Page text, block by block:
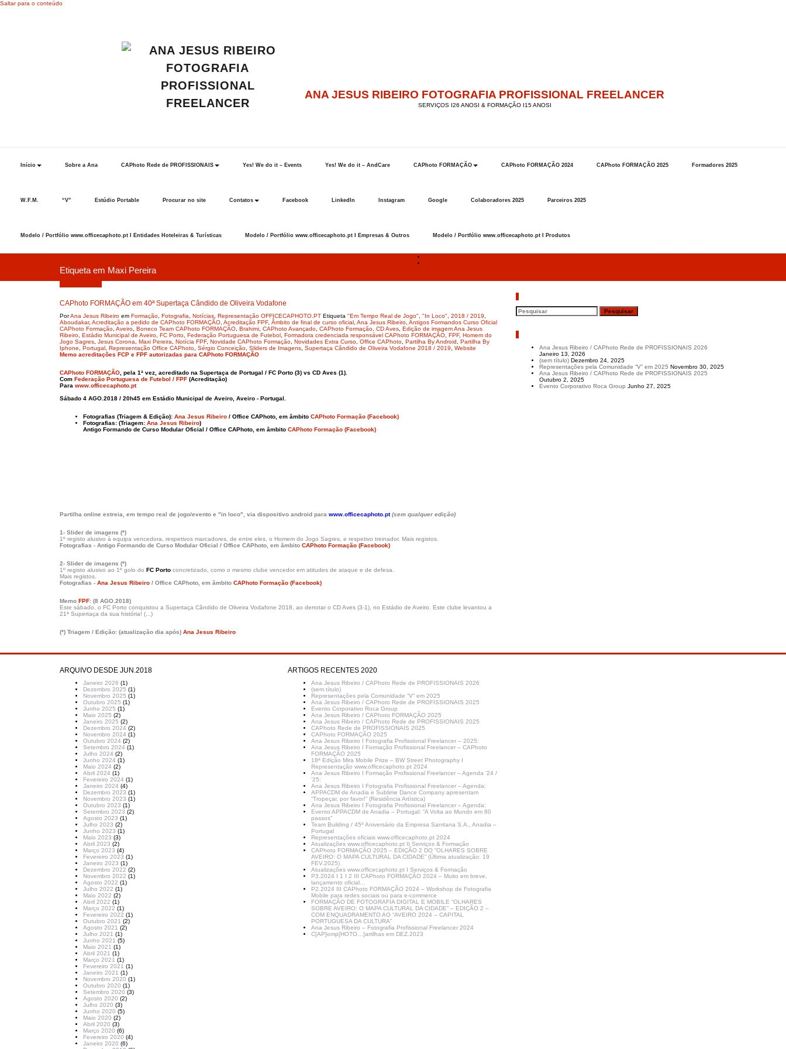
Saltar para o conteúdo
ANA JESUS RIBEIRO FOTOGRAFIA PROFISSIONAL FREELANCER
SERVIÇOS I26 ANOSI & FORMAÇÃO I15 ANOSI
Início Sobre a Ana CAPhoto Rede de PROFISSIONAIS Yes! We do it – Events Yes! We do it – AndCare CAPhoto FORMAÇÃO CAPhoto FORMAÇÃO 2024 CAPhoto FORMAÇÃO 2025 Formadores 2025
W.F.M. “V” Estúdio Portable Procurar no site Contatos Facebook LinkedIn Instagram Google Colaboradores 2025 Parceiros 2025
Modelo / Portfólio www.officecaphoto.pt I Entidades Hoteleiras & Turísticas Modelo / Portfólio www.officecaphoto.pt I Empresas & Outros Modelo / Portfólio www.officecaphoto.pt I Produtos
Etiqueta em Maxi Pereira
CAPhoto FORMAÇÃO em 40ª Supertaça Cândido de Oliveira Vodafone
PorAna Jesus Ribeiro em Formação Fotografia Notícias Representação OFFICECAPHOTO.PT Etiqueta "Em Tempo Real de Jogo" "In Loco" 2018 / 2019
Aboudakar, Acreditação a pedido de CAPhoto FORMAÇÃO Acreditação FPF, Âmbito de final de curso oficial Ana Jesus Ribeiro Antigos Formandos Curso Oficial
CAPhoto Formação Aveiro Boneco Team CAPhoto FORMAÇÃO Brahimi CAPhoto Avançado CAPhoto Formação CD Aves Edição de imagem Ana Jesus
Ribeiro Estádio Municipal de Aveiro FC Porto Federação Portuguesa de Futebol Formadora credenciada responsável CAPhoto FORMAÇÃO FPF, Homem do
Jogo Sagres Jesus Corona Maxi Pereira Notícia FPF, Novidade CAPhoto Formação Novidades Extra Curso Office CAPhoto Partilha By Android
Partilha By
Iphone
Portugal Representação Office CAPhoto Sérgio Conceição Sliders de Imagens Supertaça Cândido de Oliveira Vodafone 2018 / 2019
Website
Memo acreditações FCP e FPF autorizadas para CAPhoto FORMAÇÃO
CAPhoto FORMAÇÃO , pela 1ª vez, acreditado na Supertaça de Portugal / FC Porto (3) vs CD Aves (1).
Com Federação Portuguesa de Futebol / FPF (Acreditação)
Para www.officecaphoto.pt
Sábado 4 AGO.2018 / 20h45 em Estádio Municipal de Aveiro, Aveiro - Portugal.
Fotografias (Triagem & Edição): Ana Jesus Ribeiro / Office CAPhoto, em âmbito CAPhoto Formação (Facebook)
Fotografias: (Triagem: Ana Jesus Ribeiro)
Antigo Formando de Curso Modular Oficial / Office CAPhoto, em âmbito CAPhoto Formação (Facebook)
Partilha online estreia, em tempo real de jogo/evento e "in loco", via dispositivo android para www.officecaphoto.pt (sem qualquer edição)
1- Slider de imagens (*)
1º registo alusivo à equipa vencedora, respetivos marcadores, de entre eles, o Homem do Jogo Sagres, e respetivo treinador. Mais registos.
Fotografias - Antigo Formando de Curso Modular Oficial / Office CAPhoto, em âmbito CAPhoto Formação (Facebook)
2- Slider de imagens (*)
1º registo alusivo ao 1º golo do FC Porto concretizado, como o mesmo clube vencedor em atitudes de ataque e de defesa.
Mais registos.
Fotografias - Ana Jesus Ribeiro / Office CAPhoto, em âmbito CAPhoto Formação (Facebook)
Memo FPF: (8 AGO.2018)
Este sábado, o FC Porto conquistou a Supertaça Cândido de Oliveira Vodafone 2018, ao derrotar o CD Aves (3-1), no Estádio de Aveiro. Este clube levantou a
21ª Supertaça da sua história! (...)
(*) Triagem / Edição: (atualização dia após) Ana Jesus Ribeiro
Ana Jesus Ribeiro / CAPhoto Rede de PROFISSIONAIS 2026
Janeiro 13, 2026
(sem título) Dezembro 24, 2025
Representações pela Comunidade “V” em 2025 Novembro 30, 2025
Ana Jesus Ribeiro / CAPhoto Rede de PROFISSIONAIS 2025
Outubro 2, 2025
Evento Corporativo Roca Group Junho 27, 2025
ARQUIVO DESDE JUN.2018
Janeiro 2026 (1)
Dezembro 2025 (1)
Novembro 2025 (1)
Outubro 2025 (1)
Junho 2025 (1)
Maio 2025 (2)
Janeiro 2025 (2)
Dezembro 2024 (2)
Novembro 2024 (1)
Outubro 2024 (2)
Setembro 2024 (1)
Julho 2024 (2)
Junho 2024 (1)
Maio 2024 (2)
Abril 2024 (1)
Fevereiro 2024 (1)
Janeiro 2024 (4)
Dezembro 2023 (1)
Novembro 2023 (1)
Outubro 2023 (1)
Setembro 2023 (2)
Agosto 2023 (1)
Julho 2023 (2)
Junho 2023 (1)
Maio 2023 (3)
Abril 2023 (2)
Março 2023 (4)
Fevereiro 2023 (1)
Janeiro 2023 (1)
Dezembro 2022 (2)
Novembro 2022 (1)
Agosto 2022 (1)
Julho 2022 (1)
Maio 2022 (2)
Abril 2022 (1)
Março 2022 (1)
Fevereiro 2022 (1)
Outubro 2021 (2)
Agosto 2021 (2)
Julho 2021 (1)
Junho 2021 (5)
Maio 2021 (1)
Abril 2021 (1)
Março 2021 (1)
Fevereiro 2021 (1)
Janeiro 2021 (1)
Novembro 2020 (1)
Outubro 2020 (1)
Setembro 2020 (3)
Agosto 2020 (2)
Julho 2020 (3)
Junho 2020 (5)
Maio 2020 (2)
Abril 2020 (3)
Março 2020 (6)
Fevereiro 2020 (4)
Janeiro 2020 (6)
ARTIGOS RECENTES 2020
Ana Jesus Ribeiro / CAPhoto Rede de PROFISSIONAIS 2026
(sem título)
Representações pela Comunidade “V” em 2025
Ana Jesus Ribeiro / CAPhoto Rede de PROFISSIONAIS 2025
Evento Corporativo Roca Group
Ana Jesus Ribeiro / CAPhoto FORMAÇÃO 2025
Ana Jesus Ribeiro / CAPhoto Rede de PROFISSIONAIS 2025
CAPhoto Rede de PROFISSIONAIS 2025
CAPhoto FORMAÇÃO 2025
Ana Jesus Ribeiro I Fotografia Profissional Freelancer – 2025:
Ana Jesus Ribeiro I Formação Profissional Freelancer – CAPhoto
FORMAÇÃO 2025
18ª Edição Mira Mobile Prize – BW Street Photography I
Representação www.officecaphoto.pt 2024
Ana Jesus Ribeiro I Formação Profissional Freelancer – Agenda ’24 /
’25:
Ana Jesus Ribeiro I Fotografia Profissional Freelancer – Agenda:
APPACDM de Anadia e Sublime Dance Company apresentam
“Tropeçar, por favor!” (Residência Artística)
Ana Jesus Ribeiro I Fotografia Profissional Freelancer – Agenda:
Evento APPACDM de Anadia – Portugal: “A Volta ao Mundo em 80
passos”
Team Building / 45º Aniversário da Empresa Sanitana S.A., Anadia –
Portugal
Representações oficiais www.officecaphoto.pt 2024
Atualizações www.officecaphoto.pt II Serviços & Formação
CAPhoto FORMAÇÃO 2025 – EDIÇÃO 2 DO “OLHARES SOBRE
AVEIRO: O MAPA CULTURAL DA CIDADE” (Última atualização: 19
FEV.2025)
Atualizações www.officecaphoto.pt I Serviços & Formação
P3.2024 I 1 I 2 III CAPhoto FORMAÇÃO 2024 – Muito em breve,
lançamento oficial…
P2.2024 III CAPhoto FORMAÇÃO 2024 – Workshop de Fotografia
Mobile para redes sociais ou para e-commerce
FORMAÇÃO DE FOTOGRAFIA DIGITAL E MOBILE “OLHARES
SOBRE AVEIRO: O MAPA CULTURAL DA CIDADE” – EDIÇÃO 2 –
COM ENQUADRAMENTO AO “AVEIRO 2024 – CAPITAL
PORTUGUESA DA CULTURA”
Ana Jesus Ribeiro – Fotografia Profissional Freelancer 2024
C[AP]omp[HOTO…]artilhas em DEZ.2023